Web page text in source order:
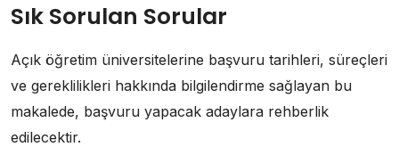
Sık Sorulan Sorular
Açık öğretim üniversitelerine başvuru tarihleri, süreçleri
ve gereklilikleri hakkında bilgilendirme sağlayan bu
makalede, başvuru yapacak adaylara rehberlik
edilecektir.